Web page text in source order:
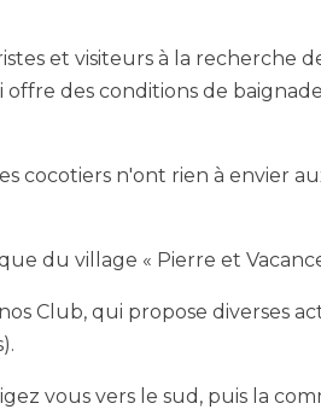
et visiteurs à la recherche
des conditions de
cocotiers n'ont rien à envier
du village « Pierre et
Club, qui propose diverses
vous vers le sud, puis la